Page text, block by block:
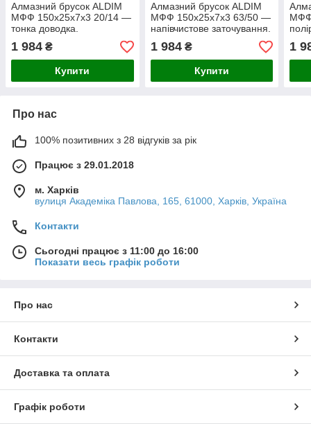
Алмазний брусок ALDIM
МФФ 150х25х7х3 20/14 —
тонка доводка.
1 984 ₴
Купити
Алмазний брусок ALDIM
МФФ 150х25х7х3 63/50 —
напівчистове заточування.
1 984₴
Купити
МФФ
1
Про нас
100% позитивних з 28 відгуків за рік
Працює з 29.01.2018
м. Харків
вулиця Академіка Павлова, 165, 61000, Харків, Україна
Контакти
Сьогодні працює з 11:00 до 16:00
Показати весь графік роботи
Про нас
Контакти
Доставка та оплата
Графік роботи